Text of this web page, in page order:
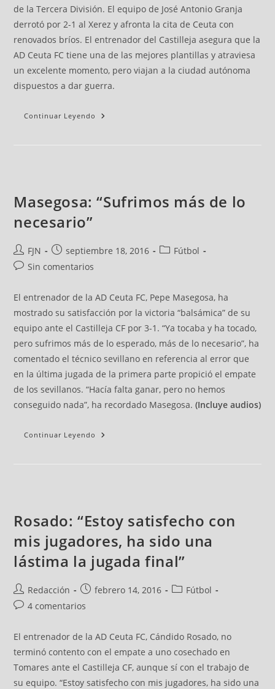
de la Tercera División. El equipo de José Antonio Granja
derrotó por 2-1 al Xerez y afronta la cita de Ceuta con
renovados bríos. El entrenador del Castilleja asegura que la
AD Ceuta FC tiene una de las mejores plantillas y atraviesa
un excelente momento, pero viajan a la ciudad autónoma
dispuestos a dar guerra.
Continuar Leyendo
Masegosa: “Sufrimos más de lo
necesario”
FJN septiembre 18, 2016
Fútbol
Sin comentarios
El entrenador de la AD Ceuta FC, Pepe Masegosa, ha
mostrado su satisfacción por la victoria “balsámica” de su
equipo ante el Castilleja CF por 3-1. “Ya tocaba y ha tocado,
pero sufrimos más de lo esperado, más de lo necesario”, ha
comentado el técnico sevillano en referencia al error que
en la última jugada de la primera parte propició el empate
de los sevillanos. “Hacía falta ganar, pero no hemos
conseguido nada”, ha recordado Masegosa.(Incluye audios)
Continuar Leyendo
Rosado: “Estoy satisfecho con
mis jugadores, ha sido una
lástima la jugada final”
Redacción febrero 14, 2016
Fútbol
4 comentarios
El entrenador de la AD Ceuta FC, Cándido Rosado, no
terminó contento con el empate a uno cosechado en
Tomares ante el Castilleja CF, aunque sí con el trabajo de
su equipo. “Estoy satisfecho con mis jugadores, ha sido una